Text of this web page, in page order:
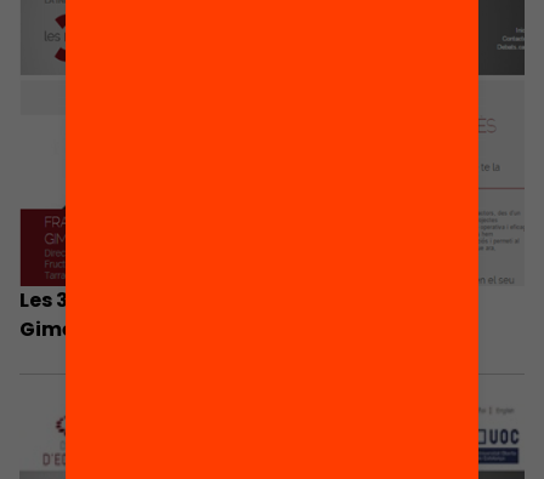
Les 3 coses que he après… Francesc Ortiz
Giménez